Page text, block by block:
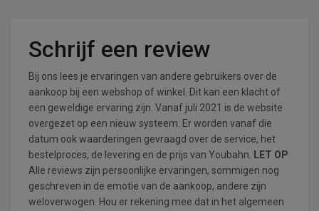
Schrijf een review
Bij ons lees je ervaringen van andere gebruikers over de
aankoop bij een webshop of winkel. Dit kan een klacht of
een geweldige ervaring zijn. Vanaf juli 2021 is de website
overgezet op een nieuw systeem. Er worden vanaf die
datum ook waarderingen gevraagd over de service, het
bestelproces, de levering en de prijs van Youbahn.
LET OP
Alle reviews zijn persoonlijke ervaringen, sommigen nog
geschreven in de emotie van de aankoop, andere zijn
weloverwogen. Hou er rekening mee dat in het algemeen